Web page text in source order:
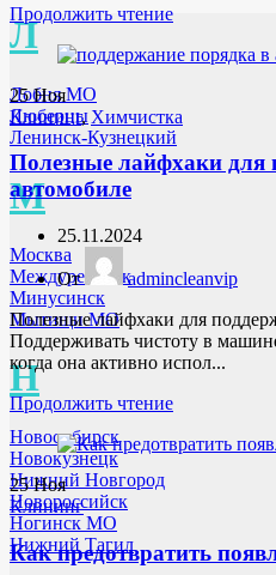
Л
Лобня МО
Люберцы
Ленинск-Кузнецкий
М
Москва
Междуреченск
Минусинск
Мытищи МО
Н
Новосибирск
Новокузнецк
Нижний Новгород
Новороссийск
Ногинск МО
Нижний Тагил
Продолжить чтение
25Ноя
Клининг,Химчистка
Полезные лайфхаки для
автомобиле
25.11.2024
От
admincleanvip
Полезные лайфхаки для
Поддерживать чистоту в
когда она активно испол...
Продолжить чтение
25Ноя
Клининг
Как предотвратить